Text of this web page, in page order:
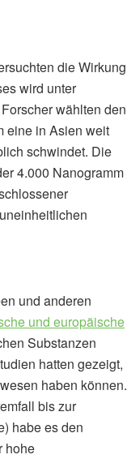
die Wirkung
wird unter
wählten den
eine in Asien weit
schwindet. Die
4.000 Nanogramm
und anderen
und europäische
Substanzen
hatten gezeigt,
haben können.
bis zur
habe es den
hohe